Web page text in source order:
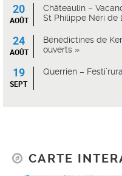
20
AOÛT
Châteaulin –
St Philippe Néri de
24
AOÛT
Bénédictines de
ouverts »
19
SEPT
Querrien –
CARTE